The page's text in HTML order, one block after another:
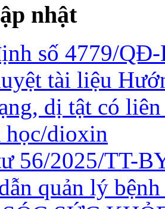
nhật
số 4779/
tài liệu
dị tật có
học/dioxin
56/2025/TT-
quản lý